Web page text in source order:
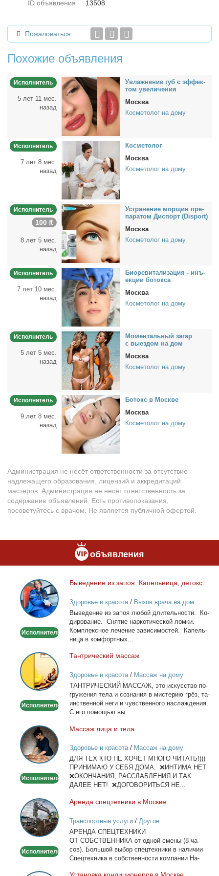
ID объявления 13508
Пожаловаться
Похожие объявления
Исполнитель
5 лет 11 мес.
назад
Увлаж­не­ние губ с эф­фек­
том уве­ли­че­ния
Москва
Косметолог на дому
Исполнитель
7 лет 8 мес.
назад
Кос­ме­то­лог
Москва
Косметолог на дому
Исполнитель
100 ₶
8 лет 5 мес.
назад
Устра­не­ние мор­щин пре­
па­ра­том Дис­порт (Disport)
Москва
Косметолог на дому
Исполнитель
7 лет 10 мес.
назад
Био­ре­ви­та­ли­за­ция - инъ­
ек­ции бо­ток­са
Москва
Косметолог на дому
Исполнитель
5 лет 5 мес.
назад
Мо­мен­таль­ный за­гар
с вы­ез­дом на дом
Москва
Косметолог на дому
Исполнитель
9 лет 8 мес.
назад
Бо­токс в Москве
Москва
Косметолог на дому
Администрация не несёт ответственности за отсутствие
надлежащего образования, лицензий и аккредитаций
мастеров. Администрация не несёт ответственность за
содержание объявлений. Есть противопоказания,
посоветуйтесь с врачом. Не является публичной офертой.
объявления
Выведение
из
запоя.
Капельница,
Исполнитель
Вы­ве­де­ние из за­поя. Ка­пель­ни­ца, де­токс.
Здоровье и красота/ Вызов врача на дом
Вы­ве­де­ние из за­поя лю­бой дли­тель­но­сти. Ко­
ди­ро­ва­ние. Сня­тие нар­ко­ти­че­ской лом­ки.
Ком­плекс­ное ле­че­ние за­ви­си­мо­стей. Ка­пель­
ни­ца в ком­форт­ных...
Тантрический
массаж
Исполнитель
Тан­три­че­ский мас­саж
Здоровье и красота/ Массаж на дому
ТАНТРИЧЕСКИЙ МАССАЖ, это ис­кус­ство по­
гру­же­ния те­ла и со­зна­ния в ми­сте­рию грёз, та­
ин­ствен­ной неги и чув­ствен­но­го на­сла­жде­ния.
С его по­мо­щью вы...
Массаж
лица
и
тела
Исполнитель
Мас­саж ли­ца и те­ла
Здоровье и красота/ Массаж на дому
ДЛЯ ТЕХ КТО НЕ ХОЧЕТ МНОГО ЧИТАТЬ!)))
ПРИНИМАЮ У СЕБЯ ДОМА. ❌ИНТИМА НЕТ
❌ОКОНЧАНИЯ, РАССЛАБЛЕНИЯ И ТАК
ДАЛЕЕ НЕТ! ❌ДОГОВОРИТЬСЯ НЕ...
Аренда
спецтехники
в
Москве
Исполнитель
Арен­да спец­тех­ни­ки в Москве
Транспортные услуги/ Другое
АРЕНДА СПЕЦТЕХНИКИ
ОТ СОБСТВЕННИКА от од­ной сме­ны (8 ча­
сов). Боль­шой вы­бор спец­тех­ни­ки в на­ли­чии
Спец­тех­ни­ка в соб­ствен­но­сти ком­па­нии На­